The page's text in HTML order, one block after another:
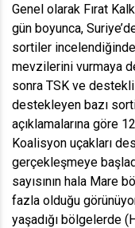
Genel olarak Fırat
gün boyunca,
sortiler
mevzilerini vurmaya
sonra TSK ve destekli
destekleyen bazı
açıklamalarına göre
Koalisyon uçakları
gerçekleşmeye
sayısının hala Mare
fazla olduğu
yaşadığı bölgelerde